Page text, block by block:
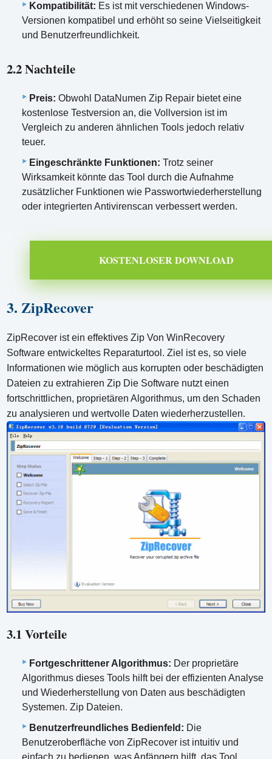
Kompatibilität: Es ist mit verschiedenen Windows-
Versionen kompatibel und erhöht so seine Vielseitigkeit
und Benutzerfreundlichkeit.
2.2 Nachteile
Preis: Obwohl DataNumen Zip Repair bietet eine
kostenlose Testversion an, die Vollversion ist im
Vergleich zu anderen ähnlichen Tools jedoch relativ
teuer.
Eingeschränkte Funktionen: Trotz seiner
Wirksamkeit könnte das Tool durch die Aufnahme
zusätzlicher Funktionen wie Passwortwiederherstellung
oder integrierten Antivirenscan verbessert werden.
KOSTENLOSER DOWNLOAD
3. ZipRecover
ZipRecover ist ein effektives Zip Von WinRecovery
Software entwickeltes Reparaturtool. Ziel ist es, so viele
Informationen wie möglich aus korrupten oder beschädigten
Dateien zu extrahieren Zip Die Software nutzt einen
fortschrittlichen, proprietären Algorithmus, um den Schaden
zu analysieren und wertvolle Daten wiederherzustellen.
3.1 Vorteile
Fortgeschrittener Algorithmus: Der proprietäre
Algorithmus dieses Tools hilft bei der effizienten Analyse
und Wiederherstellung von Daten aus beschädigten
Systemen. Zip Dateien.
Benutzerfreundliches Bedienfeld: Die
Benutzeroberfläche von ZipRecover ist intuitiv und
einfach zu bedienen, was Anfängern hilft, das Tool